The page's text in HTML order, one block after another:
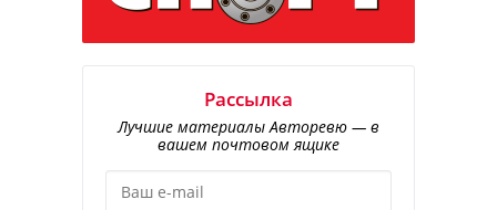
Рассылка
Лучшие материалы Авторевю — в
вашем почтовом ящике